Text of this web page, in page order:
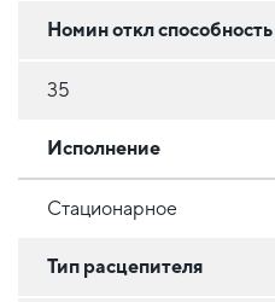
Номин откл
35
Исполнение
Стационарное
Тип расцепителя